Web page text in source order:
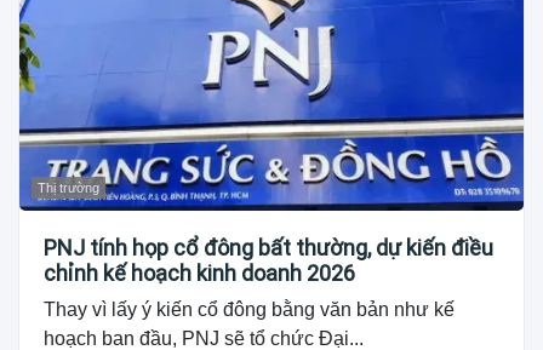
Thị trường
PNJ tính họp cổ đông bất thường, dự kiến điều
chỉnh kế hoạch kinh doanh 2026
Thay vì lấy ý kiến cổ đông bằng văn bản như kế
hoạch ban đầu, PNJ sẽ tổ chức Đại...